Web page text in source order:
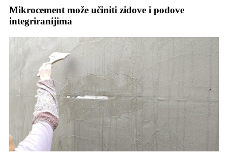
Mikrocement može učiniti zidove i podove
integriranijima